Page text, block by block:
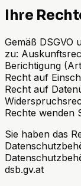
Ihre
Gemäß DSGVO
zu:
Berichtigung
Recht auf
Recht auf
Rechte wenden
Sie haben das
dsb.gv.at